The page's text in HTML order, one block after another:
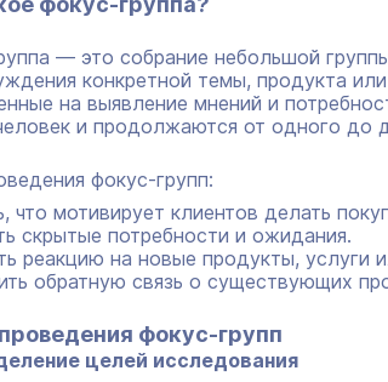
— это собрание небольшой
конкретной темы, продукта
на выявление мнений и
и продолжаются от одного до
фокус-групп:
что мотивирует клиентов делать
скрытые потребности и ожидания.
реакцию на новые продукты, услуги
обратную связь о существующих
фокус-групп
целей исследования